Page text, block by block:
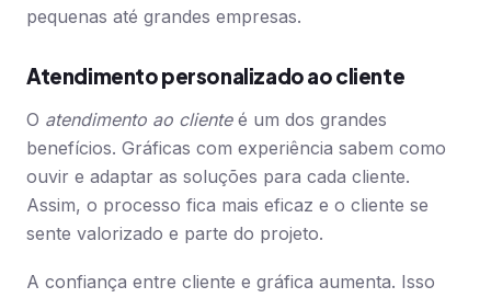
pequenas até grandes empresas.
Atendimento personalizado ao cliente
O atendimento ao clienteé um dos grandes
benefícios. Gráficas com experiência sabem como
ouvir e adaptar as soluções para cada cliente.
Assim, o processo fica mais eficaz e o cliente se
sente valorizado e parte do projeto.
A confiança entre cliente e gráfica aumenta. Isso